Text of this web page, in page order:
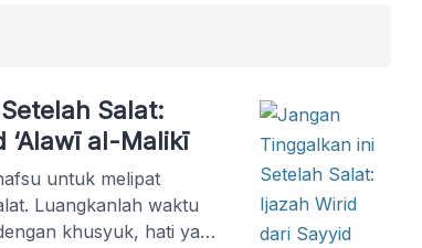
Salat:
‘Alawī al-Malikī
untuk melipat
Luangkanlah waktu
khusyuk, hati yang